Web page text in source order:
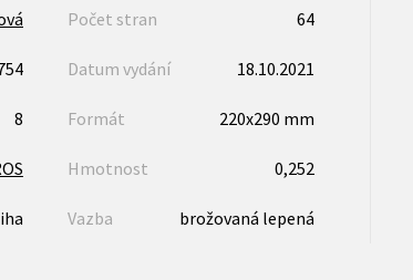
Počet stran 64
Datum vydání 18.10.2021
8 Formát 220x290 mm
Hmotnost 0,252
Vazba brožovaná lepená